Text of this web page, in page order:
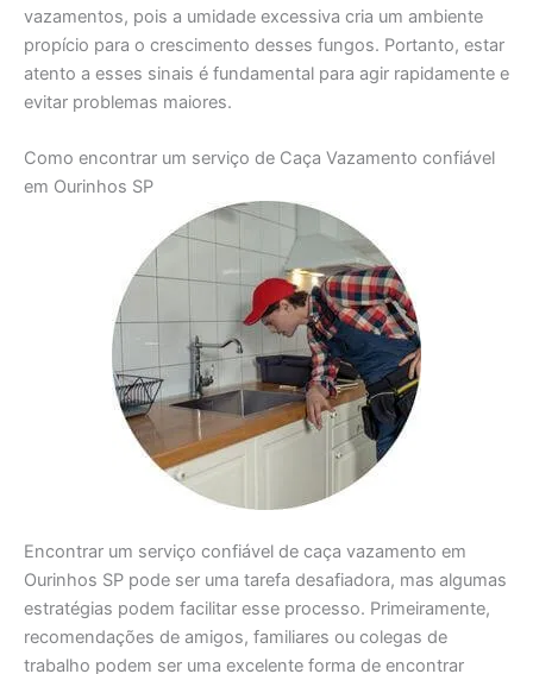
vazamentos, pois a umidade excessiva cria um ambiente
propício para o crescimento desses fungos. Portanto, estar
atento a esses sinais é fundamental para agir rapidamente e
evitar problemas maiores.
Como encontrar um serviço de Caça Vazamento confiável
em Ourinhos SP
Encontrar um serviço confiável de caça vazamento em
Ourinhos SP pode ser uma tarefa desafiadora, mas algumas
estratégias podem facilitar esse processo. Primeiramente,
recomendações de amigos, familiares ou colegas de
trabalho podem ser uma excelente forma de encontrar